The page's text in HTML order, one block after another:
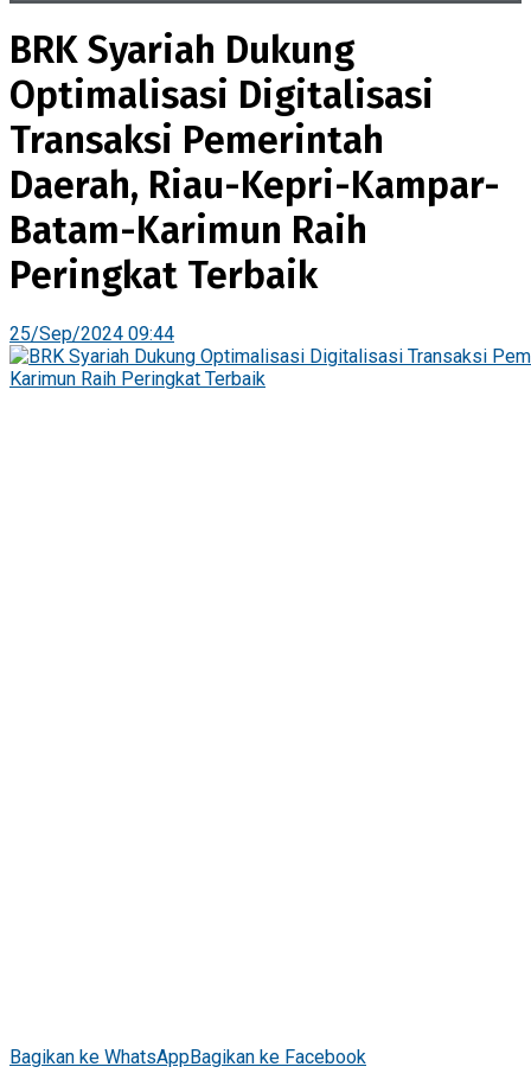
BRK Syariah Dukung
Optimalisasi Digitalisasi
Transaksi Pemerintah
Daerah, Riau-Kepri-Kampar-
Batam-Karimun Raih
Peringkat Terbaik
25/Sep/2024 09:44
Bagikan ke WhatsAppBagikan ke Facebook